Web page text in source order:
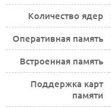
Количество ядер
Оперативная память
Встроенная память
Поддержка карт
памяти